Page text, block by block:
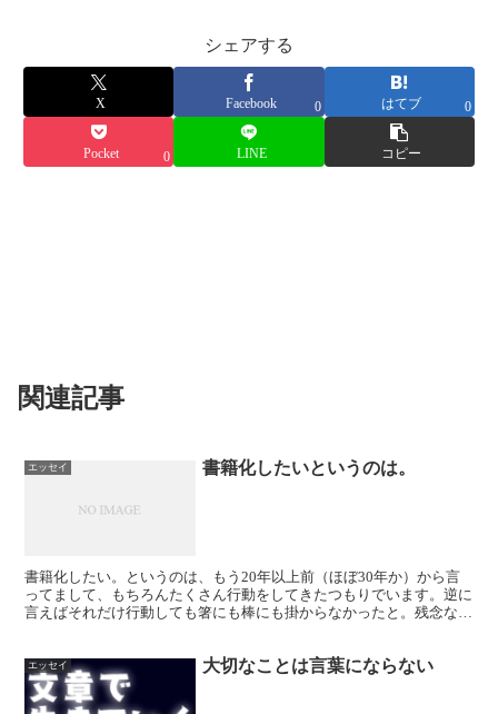
シェアする
X Facebook 0 はてブ 0
Pocket 0 LINE コピー
関連記事
エッセイ 書籍化したいというのは。
書籍化したい。というのは、もう20年以上前（ほぼ30年か）から言
ってまして、もちろんたくさん行動をしてきたつもりでいます。逆に
言えばそれだけ行動しても箸にも棒にも掛からなかったと。残念なこ
エッセイ 大切なことは言葉にならない